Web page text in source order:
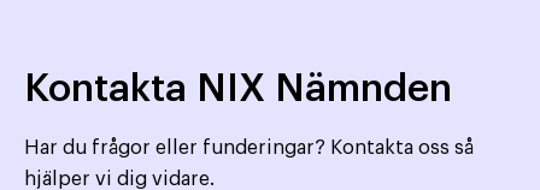
Kontakta NIX Nämnden
Har du frågor eller funderingar? Kontakta oss så
hjälper vi dig vidare.